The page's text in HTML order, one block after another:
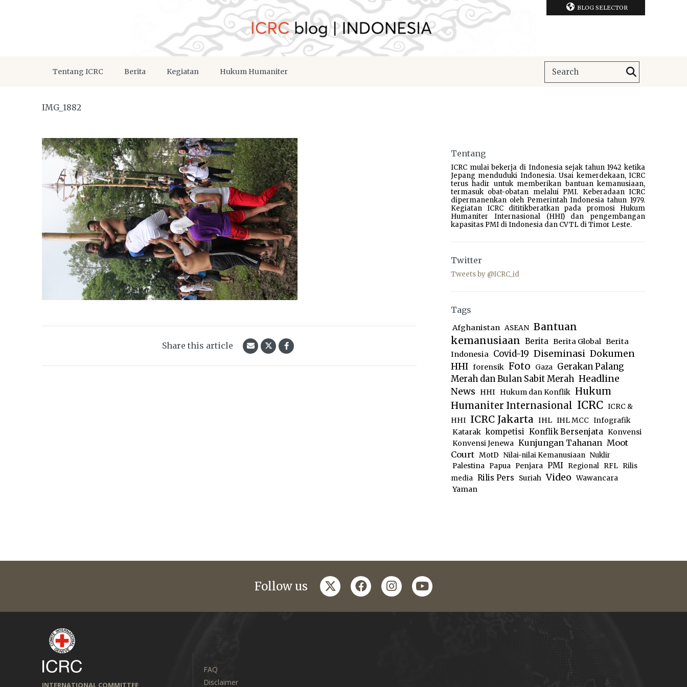
BLOG SELECTOR
Tentang ICRC Berita Kegiatan Hukum Humaniter
IMG_1882
Share this article
Tentang
ICRC mulai bekerja di Indonesia sejak tahun 1942 ketika
Jepang menduduki Indonesia. Usai kemerdekaan, ICRC
terus hadir untuk memberikan bantuan kemanusiaan,
termasuk obat-obatan melalui PMI. Keberadaan ICRC
dipermanenkan oleh Pemerintah Indonesia tahun 1979.
Kegiatan ICRC dititikberatkan pada promosi Hukum
Humaniter Internasional (HHI) dan pengembangan
kapasitas PMI di Indonesia dan CVTL di Timor Leste.
Twitter
Tweets by @ICRC_id
Tags
Afghanistan ASEAN Bantuan
kemanusiaan Berita Berita Global Berita
Indonesia Covid-19 Diseminasi Dokumen
HHI forensik Foto Gaza Gerakan Palang
Merah dan Bulan Sabit Merah Headline
News
HHI Hukum dan Konflik Hukum
Humaniter Internasional ICRC ICRC &
HHI ICRC Jakarta IHL IHL MCC Infografik
Katarak kompetisi Konflik Bersenjata Konvensi
Konvensi Jenewa Kunjungan Tahanan Moot
Court MotD Nilai-nilai Kemanusiaan Nuklir
Palestina
Papua Penjara PMI Regional RFL
Rilis
media Rilis Pers Suriah Video Wawancara
Yaman
Follow us twitterfacebookinstagram
youtube
INTERNATIONAL COMMITTEE
FAQ
Disclaimer